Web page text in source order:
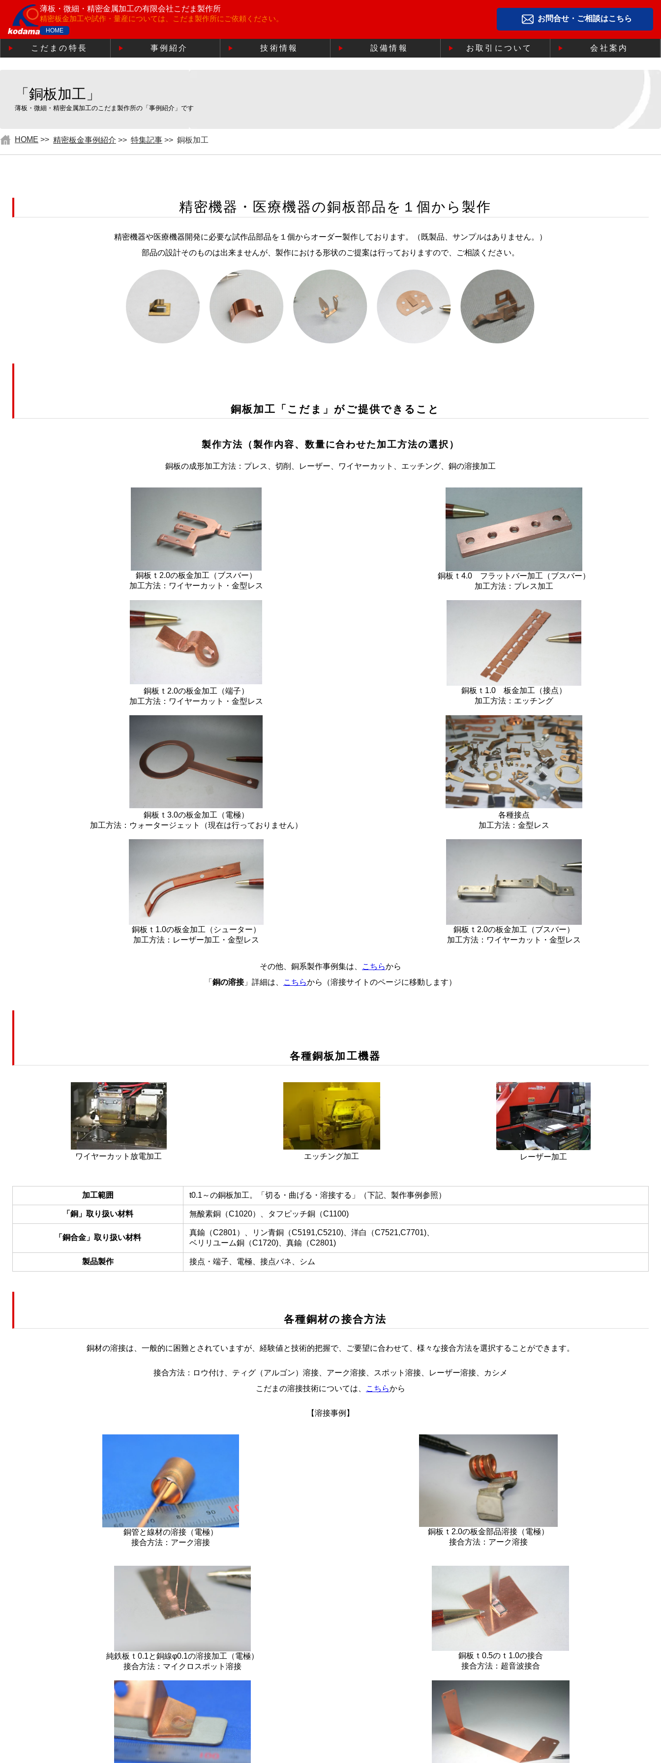
薄板・微細・精密金属加工の有限会社こだま製作所
精密板金加工や試作・量産については、こだま製作所にご依頼ください。
HOME
お問合せ・ご相談はこちら
こだまの特長 事例紹介 技術情報 設備情報 お取引について 会社案内
「銅板加工」
薄板・微細・精密金属加工のこだま製作所の「事例紹介」です
HOME >> 精密板金事例紹介 >> 特集記事 >> 銅板加工
精密機器・医療機器の銅板部品を１個から製作
精密機器や医療機器開発に必要な試作品部品を１個からオーダー製作しております。（既製品、サンプルはありません。）
部品の設計そのものは出来ませんが、製作における形状のご提案は行っておりますので、ご相談ください。
銅板加工「こだま」がご提供できること
製作方法（製作内容、数量に合わせた加工方法の選択）
銅板の成形加工方法：プレス、切削、レーザー、ワイヤーカット、エッチング、銅の溶接加工
銅板ｔ2.0の板金加工（ブスバー）
加工方法：ワイヤーカット・金型レス
銅板ｔ4.0 フラットバー加工（ブスバー）
加工方法：プレス加工
銅板ｔ2.0の板金加工（端子）
加工方法：ワイヤーカット・金型レス
銅板ｔ1.0 板金加工（接点）
加工方法：エッチング
銅板ｔ3.0の板金加工（電極）
加工方法：ウォータージェット（現在は行っておりません）
各種接点
加工方法：金型レス
銅板ｔ1.0の板金加工（シューター）
加工方法：レーザー加工・金型レス
銅板ｔ2.0の板金加工（ブスバー）
加工方法：ワイヤーカット・金型レス
その他、銅系製作事例集は、 こちらから
「 銅の溶接」詳細は、 こちらから（溶接サイトのページに移動します）
各種銅板加工機器
ワイヤーカット放電加工 エッチング加工 レーザー加工
加工範囲 t0.1～の銅板加工。「切る・曲げる・溶接する」 （下記、製作事例参照）
「銅」取り扱い材料 無酸素銅（C1020）、タフピッチ銅（C1100)
「銅合金」取り扱い材料
真鍮（C2801）、リン青銅（C5191,C5210)、洋白（C7521,C7701)、
ベリリユーム銅（C1720)、真鍮（C2801)
製品製作 接点・端子、電極、接点バネ、シム
各種銅材の接合方法
銅材の溶接は、一般的に困難とされていますが、経験値と技術的把握で、ご要望に合わせて、様々な接合方法を選択することができます。
接合方法：ロウ付け、ティグ（アルゴン）溶接、アーク溶接、スポット溶接、レーザー溶接、カシメ
こだまの溶接技術については、
こちらから
【溶接事例】
銅管と線材の溶接（電極）
接合方法：アーク溶接
銅板ｔ2.0の板金部品溶接（電極）
接合方法：アーク溶接
純鉄板ｔ0.1と銅線φ0.1の溶接加工（電極）
接合方法：マイクロスポット溶接
銅板ｔ0.5のｔ1.0の接合
接合方法：超音波接合